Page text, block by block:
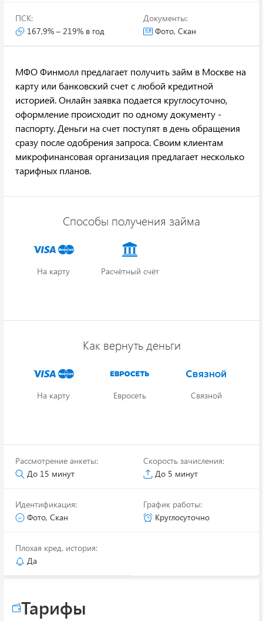
ПСК:
167,9% – 219% в год
Документы:
Фото, Скан
МФО Финмолл предлагает получить займ в Москве на
карту или банковский счет с любой кредитной
историей. Онлайн заявка подается круглосуточно,
оформление происходит по одному документу -
паспорту. Деньги на счет поступят в день обращения
сразу после одобрения запроса. Своим клиентам
микрофинансовая организация предлагает несколько
тарифных планов.
Способы получения займа
На карту Расчётный счёт
Как вернуть деньги
На карту Евросеть Связной
Рассмотрение анкеты:
До 15 минут
Скорость зачисления:
До 5 минут
Идентификация:
Фото, Скан
График работы:
Круглосуточно
Плохая кред. история:
Да
Тарифы